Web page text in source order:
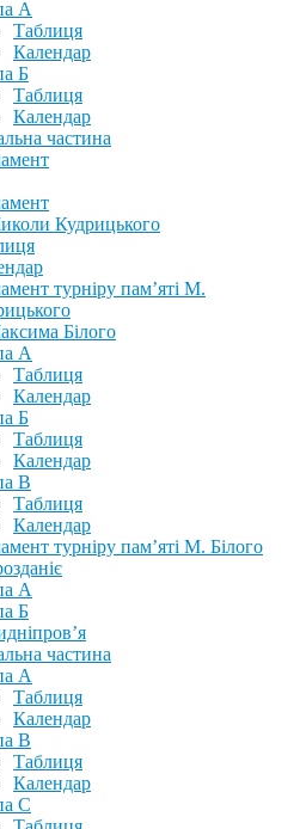
А
Таблиця
Календар
Б
Таблиця
Календар
частина
Кудрицького
турніру пам’яті М.
Білого
А
Таблиця
Календар
Б
Таблиця
Календар
В
Таблиця
Календар
турніру пам’яті М. Білого
А
Б
частина
А
Таблиця
Календар
В
Таблиця
Календар
С